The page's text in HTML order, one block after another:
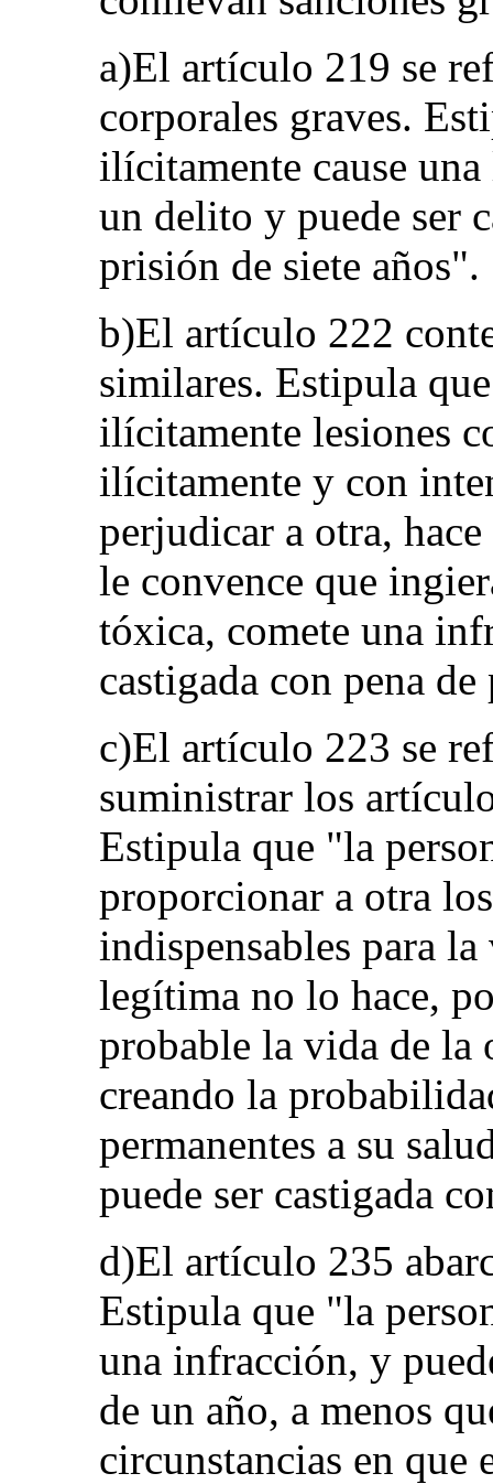
a)El artículo 219 se
corporales graves.
ilícitamente cause
un delito y puede ser
prisión de siete años".
b)El artículo 222
similares. Estipula
ilícitamente lesiones
ilícitamente y con
perjudicar a otra,
le convence que
tóxica, comete una
castigada con pena
c)El artículo 223 se
suministrar los
Estipula que "la
proporcionar a otra
indispensables para
legítima no lo hace,
probable la vida de la
creando la
permanentes a su
puede ser castigada
d)El artículo 235
Estipula que "la
una infracción, y
de un año, a menos
circunstancias en que